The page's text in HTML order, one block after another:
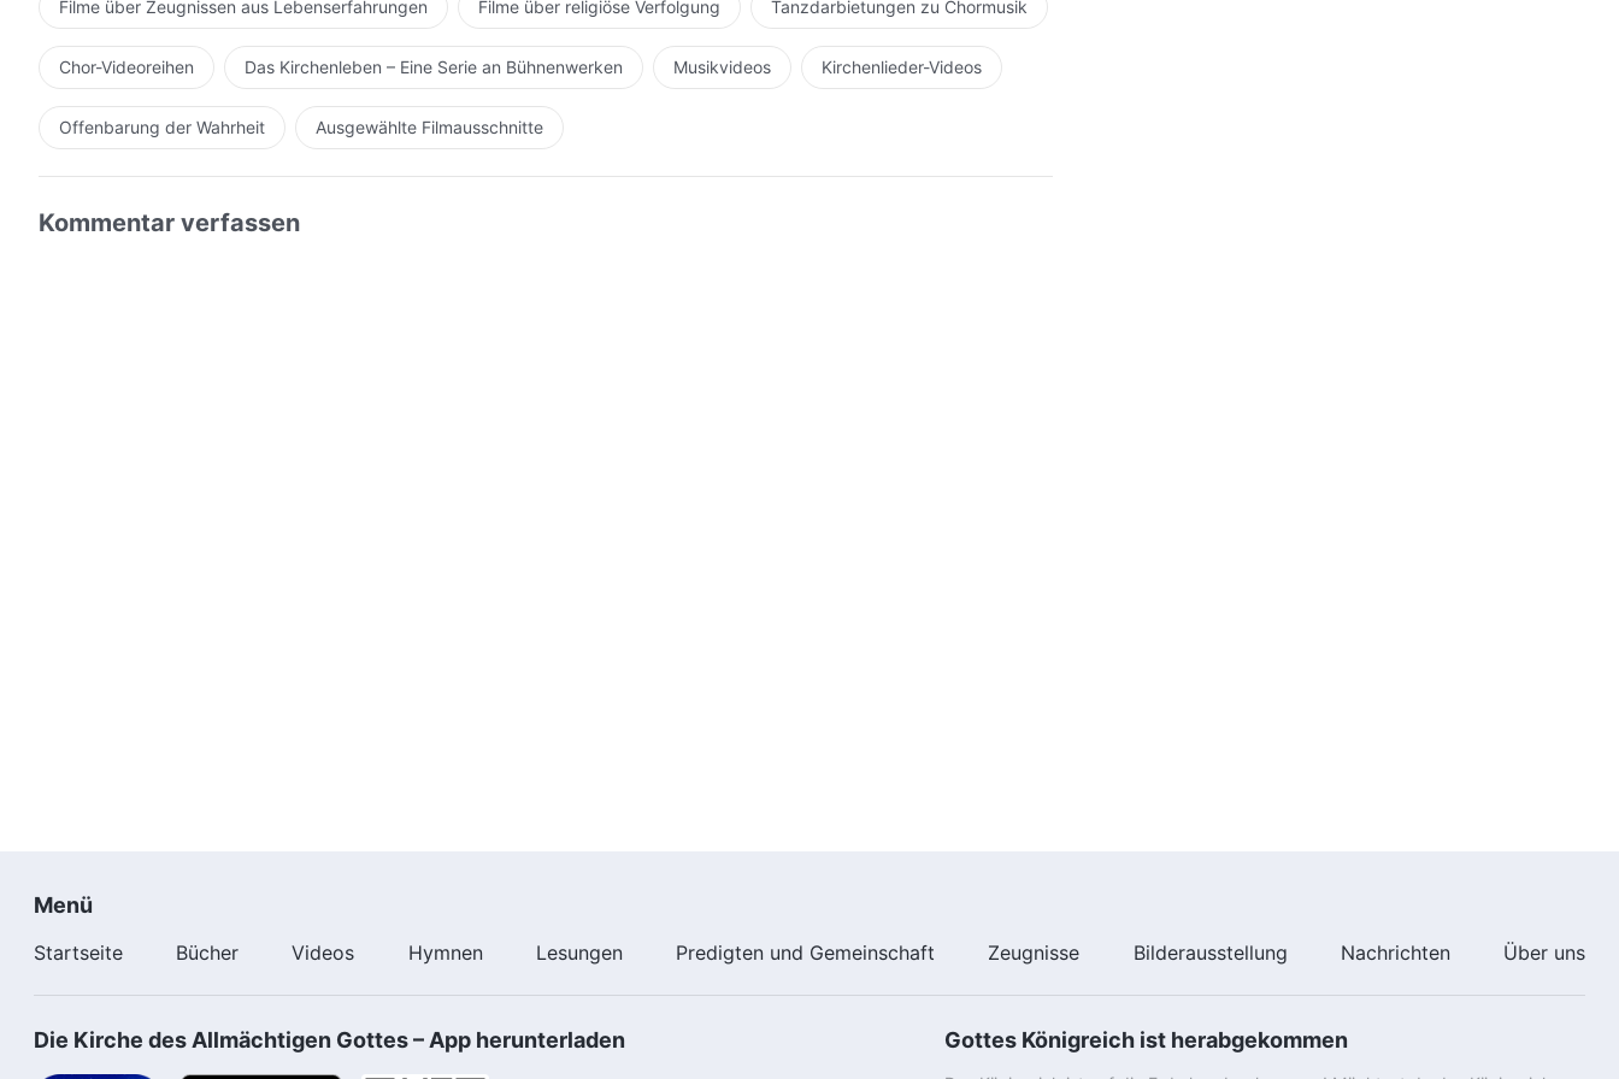
Filme über Zeugnissen aus Lebenserfahrungen Filme über religiöse Verfolgung Tanzdarbietungen zu Chormusik
Chor-Videoreihen Das Kirchenleben – Eine Serie an Bühnenwerken Musikvideos Kirchenlieder-Videos
Offenbarung der Wahrheit Ausgewählte Filmausschnitte
Kommentar verfassen
Menü
Startseite Bücher Videos Hymnen Lesungen Predigten und Gemeinschaft Zeugnisse Bilderausstellung Nachrichten Über uns
Die Kirche des Allmächtigen Gottes – App herunterladen Gottes Königreich ist herabgekommen